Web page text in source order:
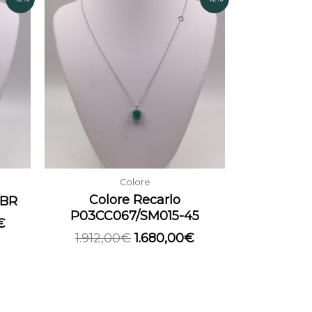
prezzo
attuale
è:
2.680,00€.
Colore
Colore Recarlo
P03CC067/SM015-45
1.912,00€
originale
1.912,00€.
1.680,00€
prezzo
attuale
1.680,00€.